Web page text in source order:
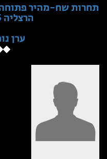
תחרות שח-מהיר
הרצליה 19.09.2025
ערן